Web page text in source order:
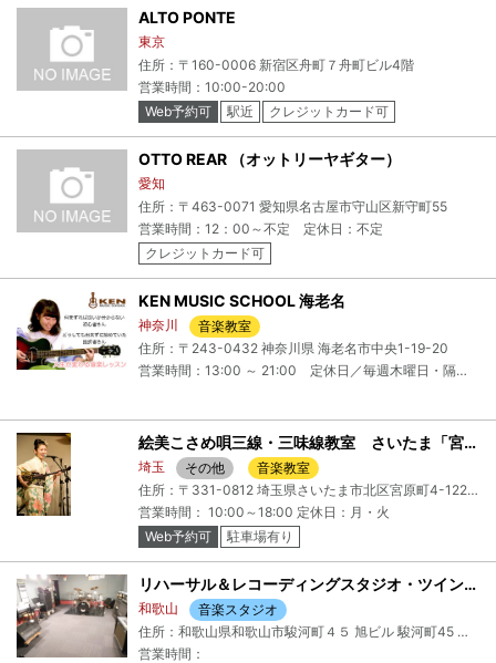
ALTO PONTE
東京
住所：〒160-0006 新宿区舟町７舟町ビル4階
営業時間：10:00-20:00
Web予約可
駅近
クレジットカード可
電子マネー可
OTTO REAR （オットリーヤギター）
愛知
住所：〒463-0071 愛知県名古屋市守山区新守町55
営業時間：12：00～不定 定休日：不定
クレジットカード可
KEN MUSIC SCHOOL 海老名
神奈川
音楽教室
住所：〒243-0432 神奈川県 海老名市中央1-19-20
営業時間：13:00 ～ 21:00 定休日／毎週木曜日・隔週日曜日・毎月29日30日31日・その他不定休あり
絵美こさめ唄三線・三味線教室 さいたま「宮原教室」
埼玉 その他
音楽教室
住所：〒331-0812 埼玉県さいたま市北区宮原町4-122-2-101+さいたま本社「宮原教室」
営業時間： 10:00～18:00 定休日：月・火
Web予約可
駐車場有り
リハーサル＆レコーディングスタジオ・ツインスターズ
和歌山
音楽スタジオ
住所：和歌山県和歌山市駿河町４５ 旭ビル 駿河町45 旭ビル 4F
営業時間：